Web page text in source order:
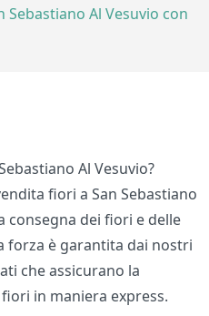
Sebastiano Al Vesuvio con
Al Vesuvio?
fiori a San Sebastiano
consegna dei fiori e delle
forza è garantita dai nostri
che assicurano la
in maniera express.